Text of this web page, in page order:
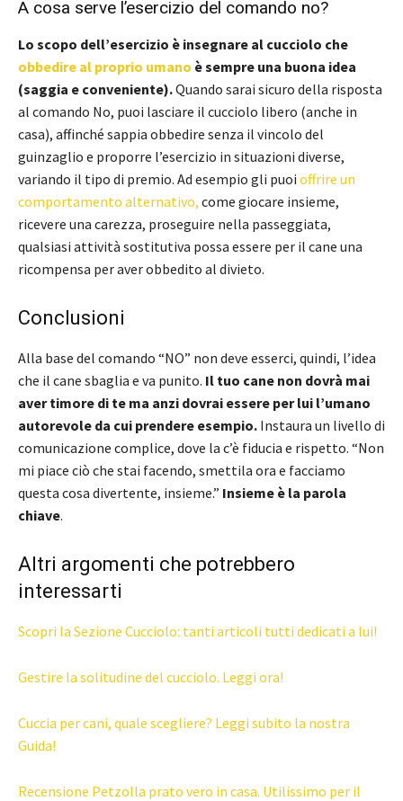
A cosa serve l’esercizio del comando no?
Lo scopo dell’esercizio è insegnare al cucciolo che
obbedire al proprio umano è sempre una buona idea
(saggia e conveniente).Quando sarai sicuro della risposta
al comando No, puoi lasciare il cucciolo libero (anche in
casa), affinché sappia obbedire senza il vincolo del
guinzaglio e proporre l’esercizio in situazioni diverse,
variando il tipo di premio. Ad esempio gli puoi offrire un
comportamento alternativo, come giocare insieme,
ricevere una carezza, proseguire nella passeggiata,
qualsiasi attività sostitutiva possa essere per il cane una
ricompensa per aver obbedito al divieto.
Conclusioni
Alla base del comando “NO” non deve esserci, quindi, l’idea
che il cane sbaglia e va punito. Il tuo cane non dovrà mai
aver timore di te ma anzi dovrai essere per lui l’umano
autorevole da cui prendere esempio. Instaura un livello di
comunicazione complice, dove la c’è fiducia e rispetto. “Non
mi piace ciò che stai facendo, smettila ora e facciamo
questa cosa divertente, insieme.” Insieme è la parola
chiave.
Altri argomenti che potrebbero
interessarti
Scopri la Sezione Cucciolo: tanti articoli tutti dedicati a lui!
Gestire la solitudine del cucciolo. Leggi ora!
Cuccia per cani, quale scegliere? Leggi subito la nostra
Guida!
Recensione Petzolla prato vero in casa. Utilissimo per il